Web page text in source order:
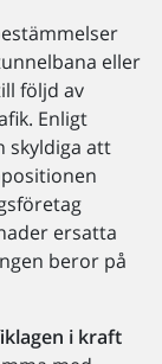
eller
följd av
Enligt
skyldiga att
ersatta
beror på
i kraft